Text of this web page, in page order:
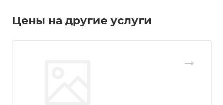
Цены на другие услуги